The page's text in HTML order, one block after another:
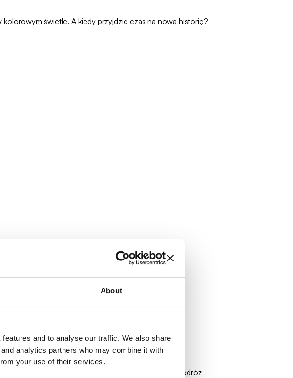
About
and to analyse our traffic. We also share
analytics partners who may combine it with
your use of their services.
świetle. A kiedy przyjdzie czas na nową historię?
i plecakach. Można ją nosić na szyi, zabrać w podróż